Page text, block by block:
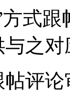
方式
之
帖评